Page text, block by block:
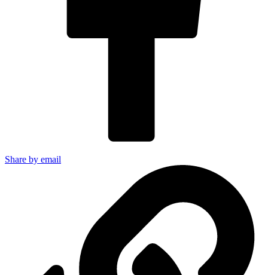
Share by email